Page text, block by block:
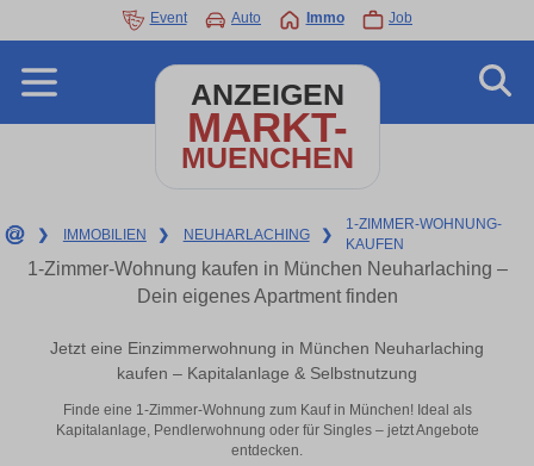
Event Auto Immo Job
ANZEIGEN
MARKT-
MUENCHEN
❯ IMMOBILIEN ❯ NEUHARLACHING ❯
1-ZIMMER-WOHNUNG-
KAUFEN
1-Zimmer-Wohnung kaufen in München Neuharlaching –
Dein eigenes Apartment finden
Jetzt eine Einzimmerwohnung in München Neuharlaching
kaufen – Kapitalanlage & Selbstnutzung
Finde eine 1-Zimmer-Wohnung zum Kauf in München! Ideal als
Kapitalanlage, Pendlerwohnung oder für Singles – jetzt Angebote
entdecken.